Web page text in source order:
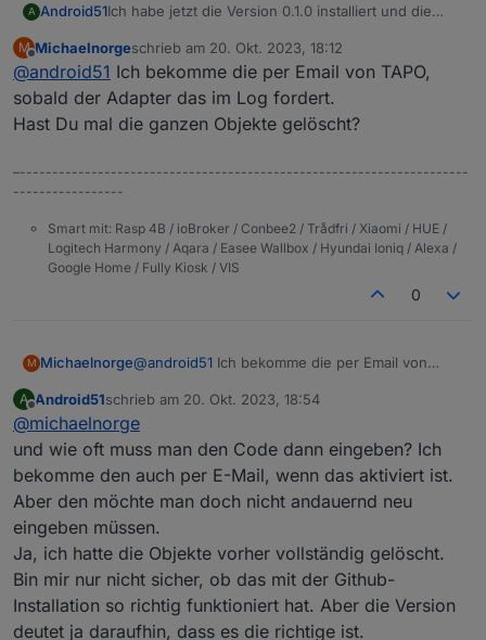
A Android51Ich habe jetzt die Version 0.1.0 installiert und die
gleichen Fehlermeldungen wie oben beschrieben.
@Michaelnorge
Was hast du denn bei MFA eingegeben? Der Code
ändert sich doch stetig?! Ich dachte, man müsste
MFA in der Handy-App deaktivieren.
M
Offline
Michaelnorgeschrieb am 20. Okt. 2023, 18:12
zuletzt editiert von
@android51 Ich bekomme die per Email von TAPO,
sobald der Adapter das im Log fordert.
Hast Du mal die ganzen Objekte gelöscht?
–---------------------------------------------------------------------
-----------------
Smart mit: Rasp 4B / ioBroker / Conbee2 / Trådfri / Xiaomi / HUE /
Logitech Harmony / Aqara / Easee Wallbox / Hyundai Ioniq / Alexa /
Google Home / Fully Kiosk / VIS
0
M Michaelnorge@android51 Ich bekomme die per Email von
Hast Du mal die ganzen Objekte gelöscht?
A
Offline
Android51schrieb am 20. Okt. 2023, 18:54
zuletzt editiert von
@michaelnorge
und wie oft muss man den Code dann eingeben? Ich
bekomme den auch per E-Mail, wenn das aktiviert ist.
Aber den möchte man doch nicht andauernd neu
eingeben müssen.
Ja, ich hatte die Objekte vorher vollständig gelöscht.
Bin mir nur nicht sicher, ob das mit der Github-
Installation so richtig funktioniert hat. Aber die Version
deutet ja daraufhin, dass es die richtige ist.